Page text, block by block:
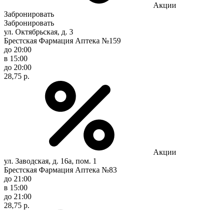
Акции
Забронировать
Забронировать
ул. Октябрьская, д. 3
Брестская Фармация Аптека №159
до 20:00
в 15:00
до 20:00
28,75 р.
Акции
ул. Заводская, д. 16а, пом. 1
Брестская Фармация Аптека №83
до 21:00
в 15:00
до 21:00
28,75 р.